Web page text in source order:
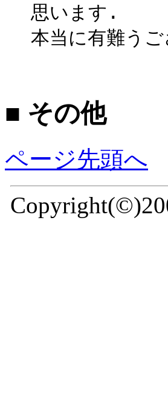
思います.
本当に有難う
■ その他
ページ先頭へ